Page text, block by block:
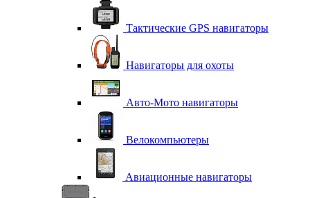
Тактические GPS навигаторы
Навигаторы для охоты
Авто-Мото навигаторы
Велокомпьютеры
Авиационные навигаторы